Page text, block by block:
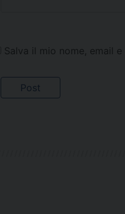
Salva il mio nome, email